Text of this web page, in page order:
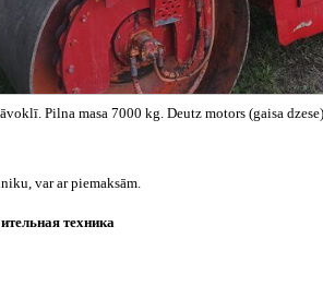
Pilna masa 7000 kg. Deutz motors (gaisa
var ar piemaksām.
техника